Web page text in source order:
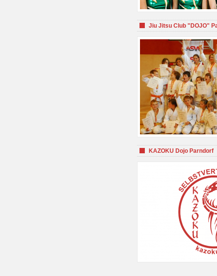
Jiu Jitsu Club "DOJO"
KAZOKU Dojo Parndorf